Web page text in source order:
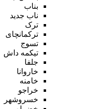
بناب
ناب جدید
ترک
ترکمانچای
تسوج
تیکمه داش
جلفا
خاروانا
خامنه
خراجو
خسروشهر